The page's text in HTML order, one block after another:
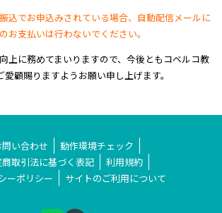
込でお申込みされている場合、自動配信メールに
お支払いは行わないでください。
上に務めてまいりますので、今後ともコベルコ教
顧賜りますようお願い申し上げます。
問い合わせ
動作環境チェック
取引法に基づく表記
利用規約
ーポリシー
サイトのご利用について